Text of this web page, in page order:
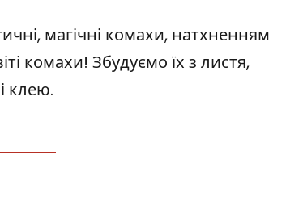
магічні комахи, натхненням
комахи! Збудуємо їх з листя,
клею.